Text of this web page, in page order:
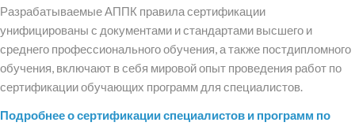
Разрабатываемые АППК правила сертификации
унифицированы с документами и стандартами высшего и
среднего профессионального обучения, а также постдипломного
обучения, включают в себя мировой опыт проведения работ по
сертификации обучающих программ для специалистов.
Подробнее о сертификации специалистов и программ по